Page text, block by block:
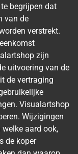
begrijpen dat
van de
verstrekt.
zijn
uitvoering van de
de vertraging
Visualartshop
Wijzigingen
aard ook,
de koper